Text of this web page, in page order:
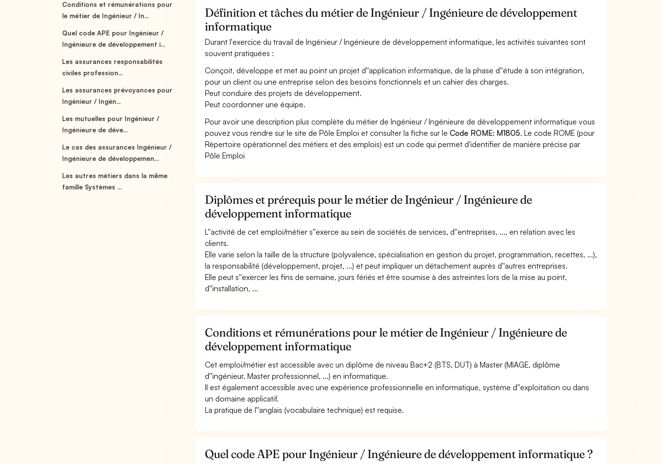
Conditions et rémunérations pour
le métier de Ingénieur / In...
Quel code APE pour Ingénieur /
Ingénieure de développement i...
Les assurances responsabilités
civiles profession...
Les assurances prévoyances pour
Ingénieur / Ingén...
Les mutuelles pour Ingénieur /
Ingénieure de déve...
Le cas des assurances Ingénieur /
Ingénieure de développemen...
Les autres métiers dans la même
famille Systèmes ...
Définition et tâches du métier de Ingénieur / Ingénieure de développement
informatique
Durant l'exercice du travail de Ingénieur / Ingénieure de développement informatique, les activités suivantes sont
souvent pratiquées :
Conçoit, développe et met au point un projet d''application informatique, de la phase d''étude à son intégration,
pour un client ou une entreprise selon des besoins fonctionnels et un cahier des charges.
Peut conduire des projets de développement.
Peut coordonner une équipe.
Pour avoir une description plus complète du métier de Ingénieur / Ingénieure de développement informatique vous
pouvez vous rendre sur le site de Pôle Emploi et consulter la fiche sur leCode ROME: M1805. Le code ROME (pour
Répertoire opérationnel des métiers et des emplois) est un code qui permet d'identifier de manière précise par
Pôle Emploi
Diplômes et prérequis pour le métier de Ingénieur / Ingénieure de
développement informatique
L''activité de cet emploi/métier s''exerce au sein de sociétés de services, d''entreprises, ..., en relation avec les
clients.
Elle varie selon la taille de la structure (polyvalence, spécialisation en gestion du projet, programmation, recettes, ...),
la responsabilité (développement, projet, ...) et peut impliquer un détachement auprès d''autres entreprises.
Elle peut s''exercer les fins de semaine, jours fériés et être soumise à des astreintes lors de la mise au point,
d''installation, ...
Conditions et rémunérations pour le métier de Ingénieur / Ingénieure de
développement informatique
Cet emploi/métier est accessible avec un diplôme de niveau Bac+2 (BTS, DUT) à Master (MIAGE, diplôme
d''ingénieur, Master professionnel, ...) en informatique.
Il est également accessible avec une expérience professionnelle en informatique, système d''exploitation ou dans
un domaine applicatif.
La pratique de l''anglais (vocabulaire technique) est requise.
Quel code APE pour Ingénieur / Ingénieure de développement informatique ?